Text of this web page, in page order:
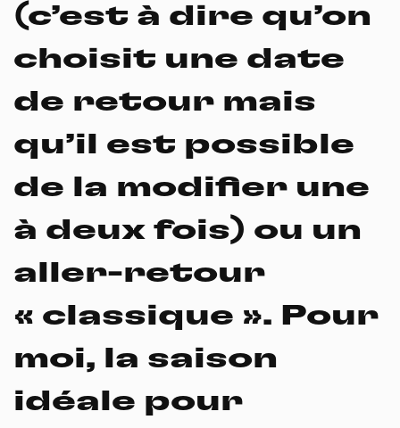
(c’est à dire qu’on
choisit une date
de retour mais
qu’il est possible
de la modifier une
à deux fois) ou un
aller-retour
« classique ». Pour
moi, la saison
idéale pour